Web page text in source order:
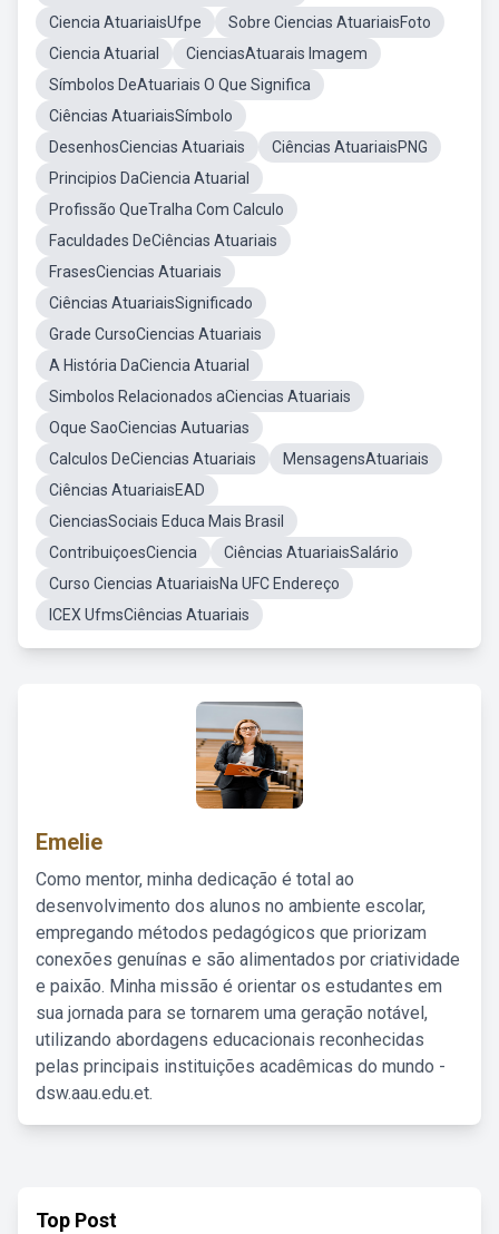
Ciencia AtuariaisUfpe
Sobre Ciencias AtuariaisFoto
Ciencia Atuarial
CienciasAtuarais Imagem
Símbolos DeAtuariais O Que Significa
Ciências AtuariaisSímbolo
DesenhosCiencias Atuariais
Ciências AtuariaisPNG
Principios DaCiencia Atuarial
Profissão QueTralha Com Calculo
Faculdades DeCiências Atuariais
FrasesCiencias Atuariais
Ciências AtuariaisSignificado
Grade CursoCiencias Atuariais
A História DaCiencia Atuarial
Simbolos Relacionados aCiencias Atuariais
Oque SaoCiencias Autuarias
Calculos DeCiencias Atuariais
MensagensAtuariais
Ciências AtuariaisEAD
CienciasSociais Educa Mais Brasil
ContribuiçoesCiencia
Ciências AtuariaisSalário
Curso Ciencias AtuariaisNa UFC Endereço
ICEX UfmsCiências Atuariais
Emelie
Como mentor, minha dedicação é total ao
desenvolvimento dos alunos no ambiente escolar,
empregando métodos pedagógicos que priorizam
conexões genuínas e são alimentados por criatividade
e paixão. Minha missão é orientar os estudantes em
sua jornada para se tornarem uma geração notável,
utilizando abordagens educacionais reconhecidas
pelas principais instituições acadêmicas do mundo -
dsw.aau.edu.et.
Top Post